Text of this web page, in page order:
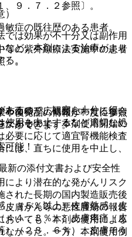
９．７．２参照〕。
症の既往歴のある患者。
の紫外線療法実施中の患者
。
面積が広範囲にわたる場合
があるので、本剤使用開始の
必要に応じて適宜腎機能検査
は、直ちに使用を中止し、
より潜在的な発がんリスク
された長期の国内製造販売後
皮膚がん等の悪性腫瘍の報告
おいても、本剤の使用による
かった。一方、本剤使用例
では効果が不十分又は副作用
など、本剤による治療がより
。
あるので、観察を十分に行
使用を中止するなど適切な処
（５％以上）皮膚熱感（皮
４４．３％）、皮膚疼痛（皮
）（２３．６％）、皮膚そう
や後発品の情報が一度に参照
スができます。
能！
新の添付文書および安全性